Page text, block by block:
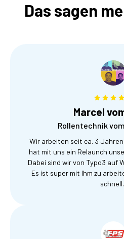
Das sagen
Marcel
Rollentechnik
Wir arbeiten seit ca. 3 Jahren
hat mit uns ein Relaunch
Dabei sind wir von Typo3 auf
Es ist super mit Ihm zu